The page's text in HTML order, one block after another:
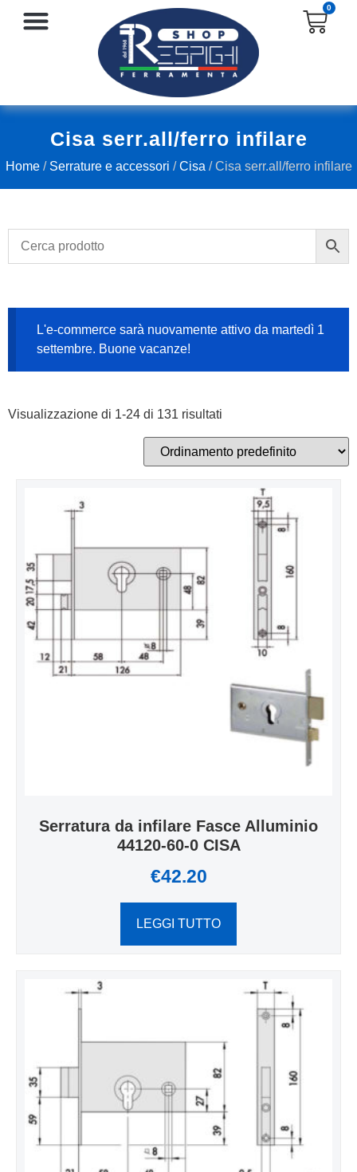
0
Cisa serr.all/ferro infilare
Home/ Serrature e accessori /Cisa / Cisa serr.all/ferro infilare
L'e-commerce sarà nuovamente attivo da martedì 1
settembre. Buone vacanze!
Visualizzazione di 1-24 di 131 risultati
Serratura da infilare Fasce Alluminio
44120-60-0 CISA
€42.20
LEGGI TUTTO